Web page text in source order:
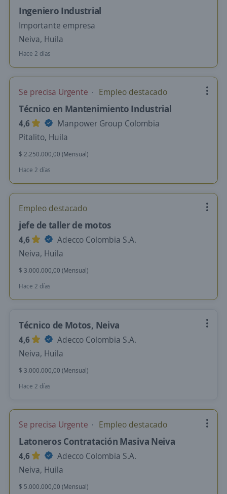
Ingeniero Industrial
Importante empresa
Neiva, Huila
Hace 2 días
Se precisa Urgente Empleo destacado
Técnico en Mantenimiento Industrial
4,6
Manpower Group Colombia
Pitalito, Huila
$ 2.250.000,00 (Mensual)
Hace 2 días
Empleo destacado
jefe de taller de motos
4,6
Adecco Colombia S.A.
Neiva, Huila
$ 3.000.000,00 (Mensual)
Hace 2 días
Técnico de Motos, Neiva
4,6
Adecco Colombia S.A.
Neiva, Huila
$ 3.000.000,00 (Mensual)
Hace 2 días
Se precisa Urgente Empleo destacado
Latoneros Contratación Masiva Neiva
4,6
Adecco Colombia S.A.
Neiva, Huila
$ 5.000.000,00 (Mensual)